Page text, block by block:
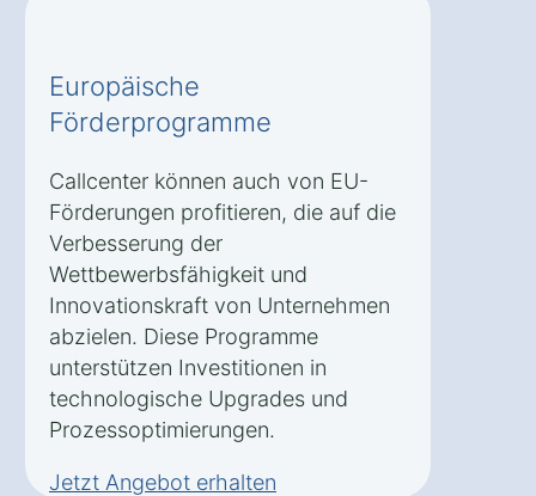
Europäische
Förderprogramme
Callcenter können auch von EU-
Förderungen profitieren, die auf die
Verbesserung der
Wettbewerbsfähigkeit und
Innovationskraft von Unternehmen
abzielen. Diese Programme
unterstützen Investitionen in
technologische Upgrades und
Prozessoptimierungen.
Jetzt Angebot erhalten